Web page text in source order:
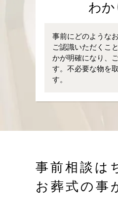
わか
事前にどのような
ご認識いただくこ
かが明確になり、
す。不必要な物を
す。
事前相談は
お葬式の事